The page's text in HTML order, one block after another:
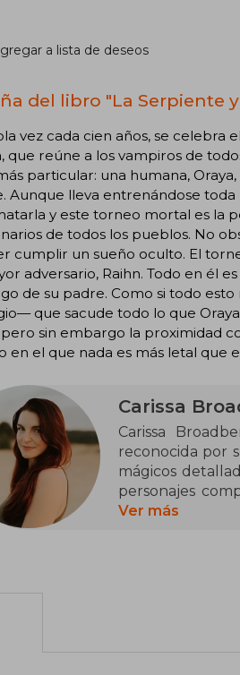
a lista de deseos
del libro "La Serpiente
vez cada cien años, se
que reúne a los vampiros de
particular: una humana,
Aunque lleva entrenándose toda
y este torneo mortal es la
de todos los pueblos. No
cumplir un sueño oculto. El
adversario, Raihn. Todo en él
de su padre. Como si todo
que sacude todo lo que
pero sin embargo la proximidad
en el que nada es más letal que
Carissa
Carissa
reconocida por
mágicos
personajes
destacado en el
un papel central.
Ver más